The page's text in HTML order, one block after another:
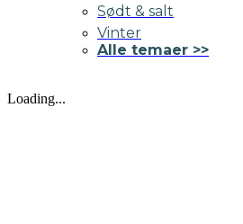
Sødt & salt
Vinter
Alle temaer >>
Loading...